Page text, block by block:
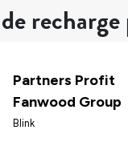
Partners Profit
Fanwood Group
Blink